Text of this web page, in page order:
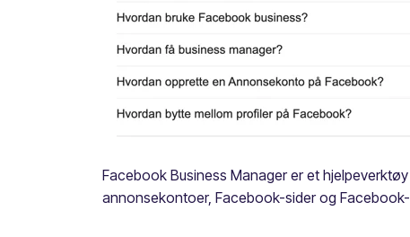
Facebook Business Manager er et
annonsekontoer, Facebook-sider og